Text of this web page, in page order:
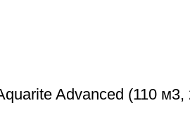
Advanced (110 м3,